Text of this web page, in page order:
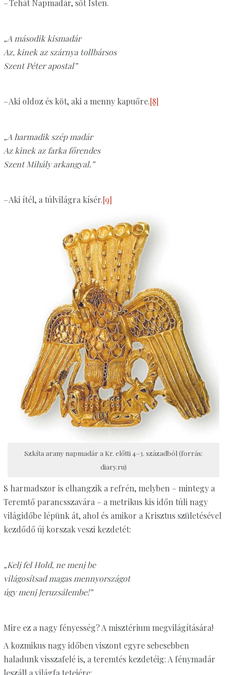
– Tehát Napmadár, sőt Isten.
„A második kismadár
Az, kinek az szárnya tollbársos
Szent Péter apostal”
– Aki oldoz és köt, aki a menny kapuőre.[8]
„A harmadik szép madár
Az kinek az farka főrendes
Szent Mihály arkangyal.”
– Aki ítél, a túlvilágra kísér.[9]
Szkíta arany napmadár a Kr. előtti 4–3. századból (forrás:
diary.ru)
S harmadszor is elhangzik a refrén, melyben – mintegy a
Teremtő parancsszavára – a metrikus kis időn túli nagy
világidőbe lépünk át, ahol és amikor a Krisztus születésével
kezdődő új korszak veszi kezdetét:
„Kelj fel Hold, ne menj be
világosítsad magas mennyországot
úgy menj Jeruzsálembe!”
Mire ez a nagy fényesség? A misztérium megvilágítására!
A kozmikus nagy időben viszont egyre sebesebben
haladunk visszafelé is, a teremtés kezdetéig: A fénymadár
leszáll a világfa tetejére: